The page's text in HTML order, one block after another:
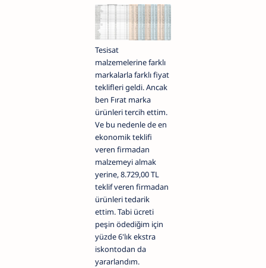
Tesisat
malzemelerine farklı
markalarla farklı fiyat
teklifleri geldi. Ancak
ben Fırat marka
ürünleri tercih ettim.
Ve bu nedenle de en
ekonomik teklifi
veren firmadan
malzemeyi almak
yerine, 8.729,00 TL
teklif veren firmadan
ürünleri tedarik
ettim. Tabi ücreti
peşin ödediğim için
yüzde 6'lık ekstra
iskontodan da
yararlandım.